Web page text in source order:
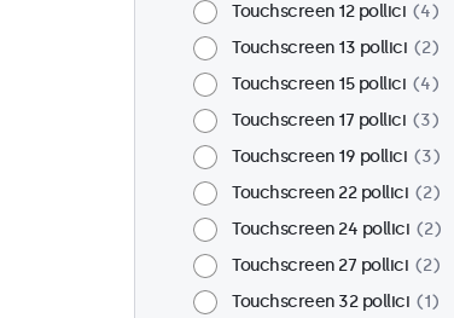
Touchscreen 12 pollici
4
Touchscreen 13 pollici
2
Touchscreen 15 pollici
4
Touchscreen 17 pollici
3
Touchscreen 19 pollici
3
Touchscreen 22 pollici
2
Touchscreen 24 pollici
2
Touchscreen 27 pollici
2
Touchscreen 32 pollici
1